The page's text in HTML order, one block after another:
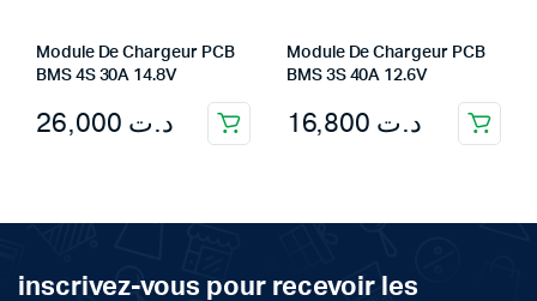
Module De Chargeur PCB
BMS 4S 30A 14.8V
د.ت
Module De Chargeur PCB
BMS 3S 40A 12.6V
د.ت
inscrivez-vous pour recevoir les